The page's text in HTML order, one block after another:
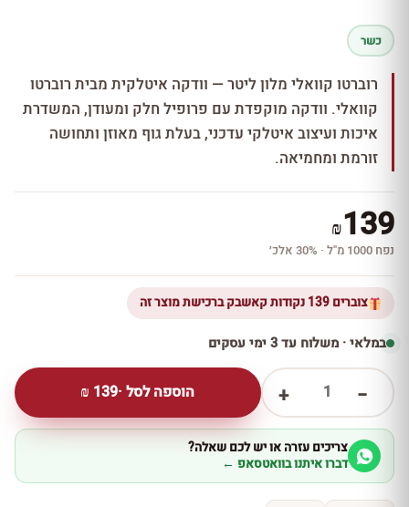
כשר
רוברטו קוואלי מלון ליטר — וודקה איטלקית מבית רוברטו
קוואלי. וודקה מוקפדת עם פרופיל חלק ומעודן, המשדרת
איכות ועיצוב איטלקי עדכני, בעלת גוף מאוזן ותחושה
זורמת ומחמיאה.
₪139
נפח 1000 מ''ל · 30% אלכ׳
צוברים 139 נקודות קאשבק ברכישת מוצר זה
במלאי · משלוח עד 3 ימי עסקים
−
1
+ הוספה לסל ·139
₪
צריכים עזרה או יש לכם שאלה?
דברו איתנו בוואטסאפ ←